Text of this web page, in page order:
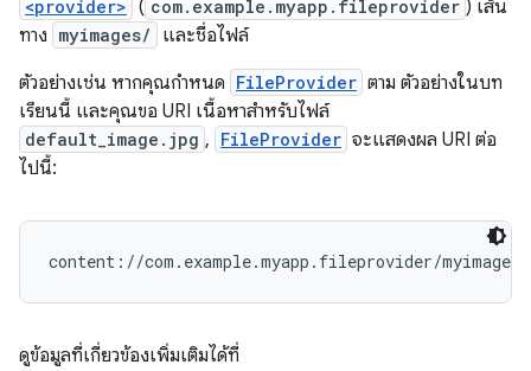
<provider> ( com.example.myapp.fileprovider ) เส้น
ทาง myimages/
และชื่อไฟล์
ตัวอย่างเช่น หากคุณกำหนด FileProvider ตาม ตัวอย่างในบท
เรียนนี้ และคุณขอ URI เนื้อหาสำหรับไฟล์
default_image.jpg , FileProvider จะแสดงผล URI ต่อ
ไปนี้:
content://com.example.myapp.fileprovider/
ดูข้อมูลที่เกี่ยวข้องเพิ่มเติมได้ที่